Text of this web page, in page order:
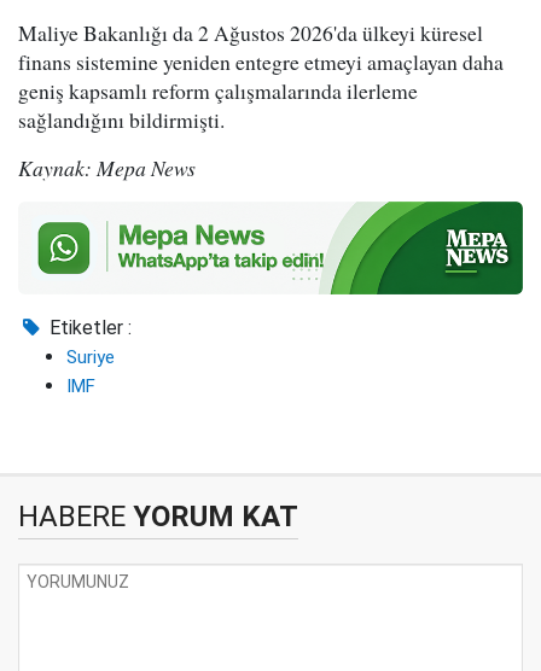
Maliye Bakanlığı da 2 Ağustos 2026'da ülkeyi küresel
finans sistemine yeniden entegre etmeyi amaçlayan daha
geniş kapsamlı reform çalışmalarında ilerleme
sağlandığını bildirmişti.
Kaynak: Mepa News
Etiketler :
Suriye
IMF
HABERE YORUM KAT